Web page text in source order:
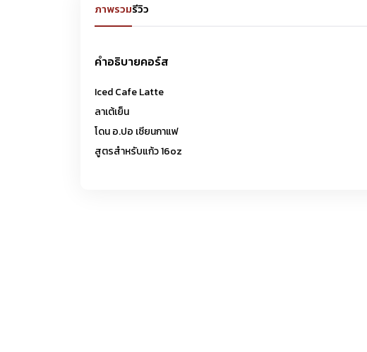
ภาพรวมรีวิว
คำอธิบายคอร์ส
Iced Cafe Latte
ลาเต้เย็น
โดน อ.ปอ เซียนกาแฟ
สูตรสำหรับแก้ว 16oz